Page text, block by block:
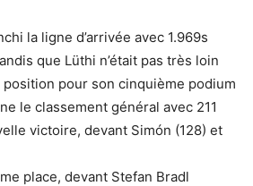
la ligne d’arrivée avec 1.969s
que Lüthi n’était pas très loin
pour son cinquième podium
le classement général avec 211
victoire, devant Simón (128) et
place, devant Stefan Bradl